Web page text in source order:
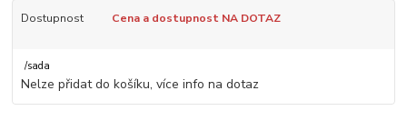
Dostupnost Cena a dostupnost NA DOTAZ
/sada
Nelze přidat do košíku, více info na dotaz